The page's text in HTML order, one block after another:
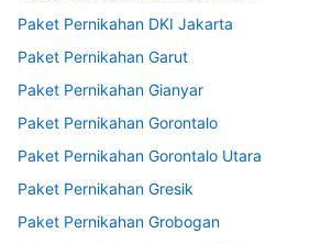
Paket Pernikahan DKI Jakarta
Paket Pernikahan Garut
Paket Pernikahan Gianyar
Paket Pernikahan Gorontalo
Paket Pernikahan Gorontalo Utara
Paket Pernikahan Gresik
Paket Pernikahan Grobogan